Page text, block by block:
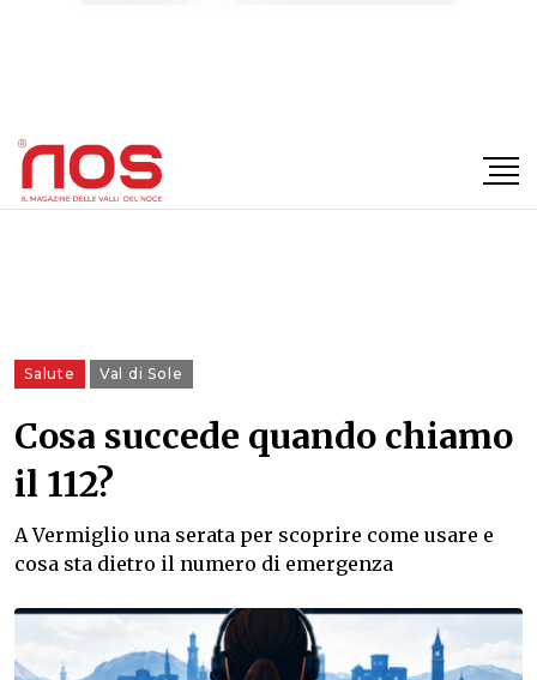
Salute Val di Sole
Cosa succede quando chiamo
il 112?
A Vermiglio una serata per scoprire come usare e
cosa sta dietro il numero di emergenza